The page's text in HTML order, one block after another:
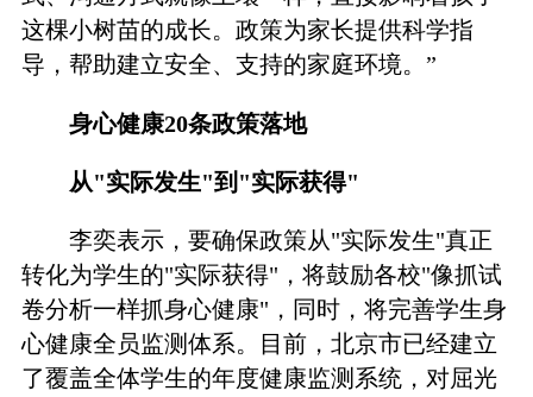
这棵小树苗的成长。政策为家长提供科学指
导，帮助建立安全、支持的家庭环境。”
身心健康20条政策落地
从"实际发生"到"实际获得"
李奕表示，要确保政策从"实际发生"真正
转化为学生的"实际获得"，将鼓励各校"像抓试
卷分析一样抓身心健康"，同时，将完善学生身
心健康全员监测体系。目前，北京市已经建立
了覆盖全体学生的年度健康监测系统，对屈光